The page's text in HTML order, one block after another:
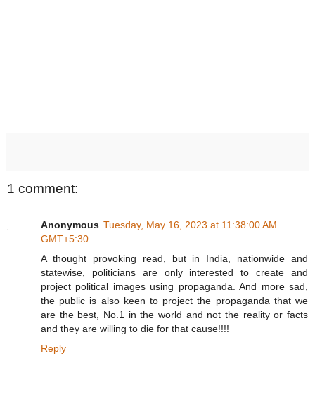
1 comment:
Anonymous Tuesday, May 16, 2023 at 11:38:00 AM
GMT+5:30
A thought provoking read, but in India, nationwide and
statewise, politicians are only interested to create and
project political images using propaganda. And more sad,
the public is also keen to project the propaganda that we
are the best, No.1 in the world and not the reality or facts
and they are willing to die for that cause!!!!
Reply